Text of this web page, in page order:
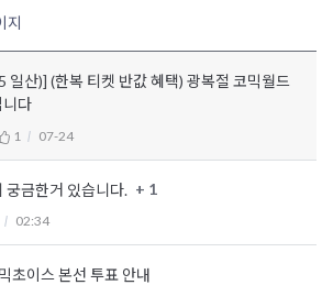
지
일산)] (한복 티켓 반값 혜택) 광복절 코믹월드
니다
1 07-24
궁금한거 있습니다. + 1
02:34
초이스 본선 투표 안내